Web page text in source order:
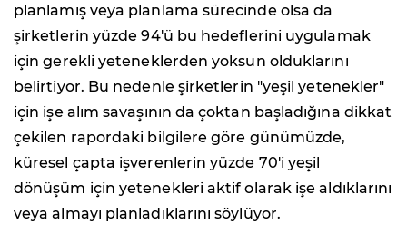
planlamış veya planlama sürecinde olsa da
şirketlerin yüzde 94'ü bu hedeflerini uygulamak
için gerekli yeteneklerden yoksun olduklarını
belirtiyor. Bu nedenle şirketlerin "yeşil yetenekler"
için işe alım savaşının da çoktan başladığına dikkat
çekilen rapordaki bilgilere göre günümüzde,
küresel çapta işverenlerin yüzde 70'i yeşil
dönüşüm için yetenekleri aktif olarak işe aldıklarını
veya almayı planladıklarını söylüyor.